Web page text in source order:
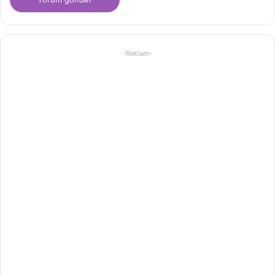
-Reklam-